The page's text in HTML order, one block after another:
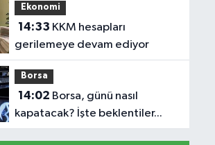
Ekonomi
14:33
gerilemeye devam ediyor
Borsa
14:02
kapatacak? İşte beklentiler...